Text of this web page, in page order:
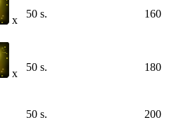
x
50 s. 160
x
50 s. 180
50 s. 200